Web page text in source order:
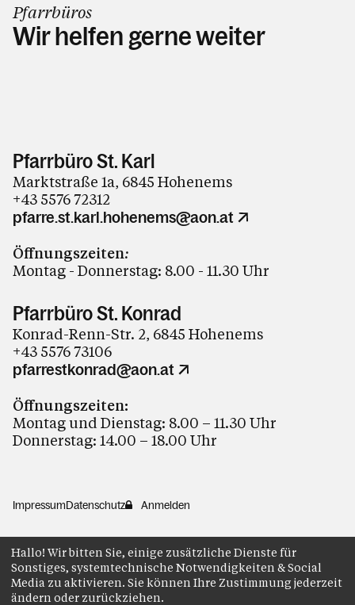
Pfarrbüros
Wir helfen gerne weiter
Pfarrbüro St. Karl
Marktstraße 1a, 6845 Hohenems
+43 5576 72312
pfarre.st.karl.hohenems@aon.at
Öffnungszeiten:
Montag - Donnerstag: 8.00 - 11.30 Uhr
Pfarrbüro St. Konrad
Konrad-Renn-Str. 2, 6845 Hohenems
+43 5576 73106
pfarrestkonrad@aon.at
Öffnungszeiten:
Montag und Dienstag: 8.00 – 11.30 Uhr
Donnerstag: 14.00 – 18.00 Uhr
ImpressumDatenschutz Anmelden
Hallo! Wir bitten Sie, einige zusätzliche Dienste für
Sonstiges, systemtechnische Notwendigkeiten & Social
Media zu aktivieren. Sie können Ihre Zustimmung jederzeit
ändern oder zurückziehen.